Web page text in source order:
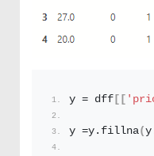
y = dff [[
y =y. fillna(